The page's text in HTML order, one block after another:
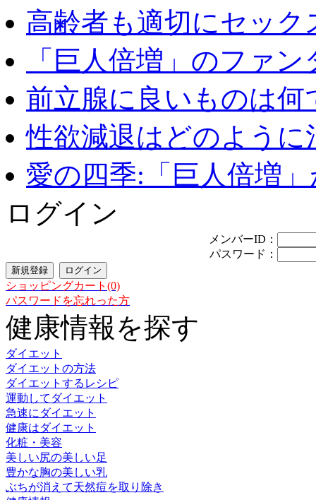
高齢者も適切にセック
「巨人倍増」のファ
前立腺に良いものは何
性欲減退はどのように
愛の四季:「巨人倍増
ログイン
メンバーID：
パスワード：
ショッピングカート(0)
パスワードを忘れった方
健康情報を探す
ダイエット
ダイエットの方法
ダイエットするレシピ
運動してダイエット
急速にダイエット
健康はダイエット
化粧・美容
美しい尻の美しい足
豊かな胸の美しい乳
ぶちが消えて天然痘を取り除き